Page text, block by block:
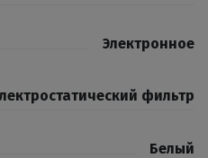
Электронное
фильтр
Белый